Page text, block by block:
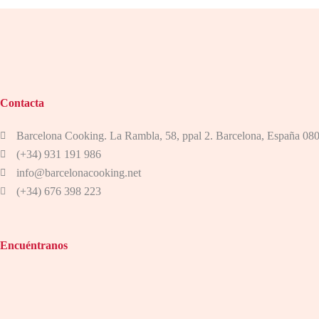
Contacta
Barcelona Cooking. La Rambla, 58, ppal 2. Barcelona, España
(+34) 931 191 986
info@barcelonacooking.net
(+34) 676 398 223
Encuéntranos